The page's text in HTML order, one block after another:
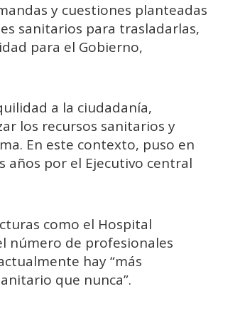
y cuestiones planteadas
sanitarios para trasladarlas,
para el Gobierno,
a la ciudadanía,
los recursos sanitarios y
En este contexto, puso en
años por el Ejecutivo central
como el Hospital
número de profesionales
hay “más
que nunca”.